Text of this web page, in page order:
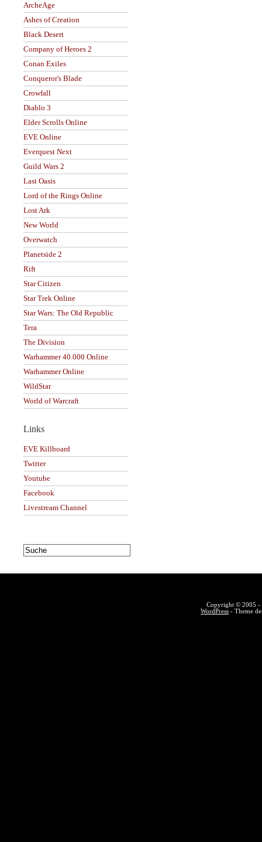
ArcheAge
Ashes of Creation
Black Desert
Company of Heroes 2
Conan Exiles
Conqueror's Blade
Crowfall
Diablo 3
Elder Scrolls Online
EVE Online
Everquest Next
Guild Wars 2
Last Oasis
Lord of the Rings Online
Lost Ark
New World
Overwatch
Planetside 2
Rift
Star Citizen
Star Trek Online
Star Wars: The Old Republic
Tera
The Division
Warhammer 40.000 Online
Warhammer Online
WildStar
World of Warcraft
Links
EVE Killboard
Twitter
Youtube
Facebook
Livestream Channel
Copyright © 2005 -
WordPress - Theme